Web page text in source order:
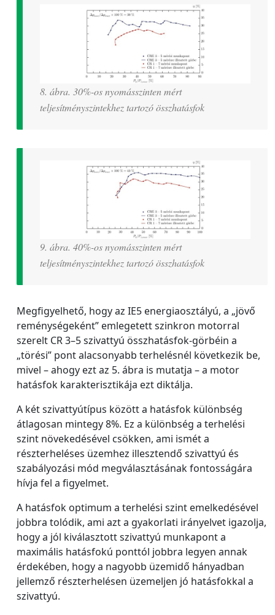
8. ábra. 30%-os nyomásszinten mért
teljesítményszintekhez tartozó összhatásfok
9. ábra. 40%-os nyomásszinten mért
teljesítményszintekhez tartozó összhatásfok
Megfigyelhető, hogy az IE5 energiaosztályú, a „jövő
reménységeként” emlegetett szinkron motorral
szerelt CR 3–5 szivattyú összhatásfok-görbéin a
„törési” pont alacsonyabb terhelésnél következik be,
mivel – ahogy ezt az 5. ábra is mutatja – a motor
hatásfok karakterisztikája ezt diktálja.
A két szivattyútípus között a hatásfok különbség
átlagosan mintegy 8%. Ez a különbség a terhelési
szint növekedésével csökken, ami ismét a
részterheléses üzemhez illesztendő szivattyú és
szabályozási mód megválasztásának fontosságára
hívja fel a figyelmet.
A hatásfok optimum a terhelési szint emelkedésével
jobbra tolódik, ami azt a gyakorlati irányelvet igazolja,
hogy a jól kiválasztott szivattyú munkapont a
maximális hatásfokú ponttól jobbra legyen annak
érdekében, hogy a nagyobb üzemidő hányadban
jellemző részterhelésen üzemeljen jó hatásfokkal a
szivattyú.